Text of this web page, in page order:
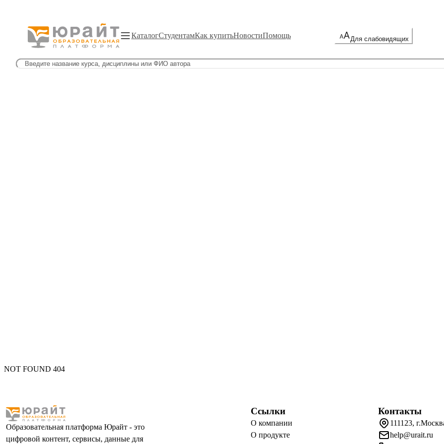
КаталогСтудентамКак купитьНовостиПомощь Для слабовидящих
NOT FOUND 404
Образовательная платформа Юрайт - это
цифровой контент, сервисы, данные для
Ссылки
О компании
О продукте
Контакты
111123,
help@urait.ru